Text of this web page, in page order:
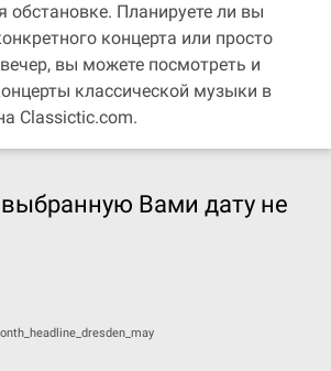
Планируете ли вы
концерта или просто
вы можете посмотреть и
классической музыки в
Classictic.com.
Вами дату не